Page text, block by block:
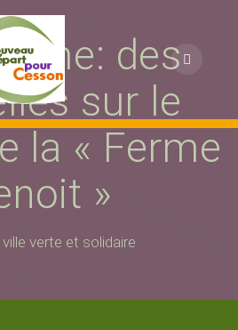
au
contenu
des
sur le
la « Ferme
»
verte et solidaire